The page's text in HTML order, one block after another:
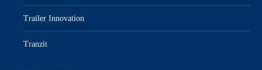
Trailer Innovation
Tranzit